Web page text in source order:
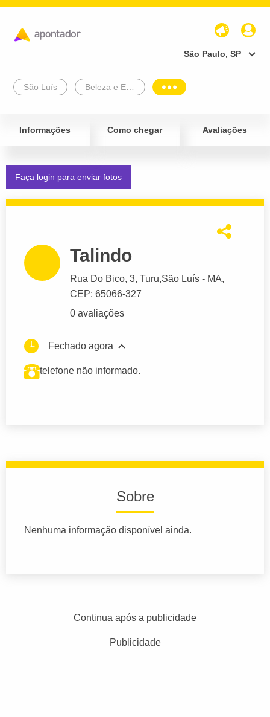
São Paulo, SP
São Luís
Informações Como chegar Avaliações
Faça login para enviar fotos
Talindo
Rua Do Bico, 3, Turu,São Luís - MA,
CEP: 65066-327
0 avaliações
Fechado agora
telefone não informado.
Sobre
Nenhuma informação disponível ainda.
Continua após a publicidade
Publicidade